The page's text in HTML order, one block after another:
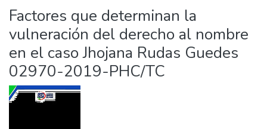
Factores que determinan la
vulneración del derecho al nombre
en el caso Jhojana Rudas Guedes
02970-2019-PHC/TC